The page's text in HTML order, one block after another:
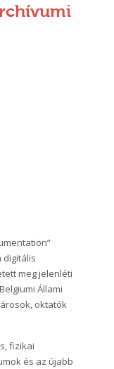
digitális
meg jelenléti
Állami
oktatók
fizikai
és az újabb